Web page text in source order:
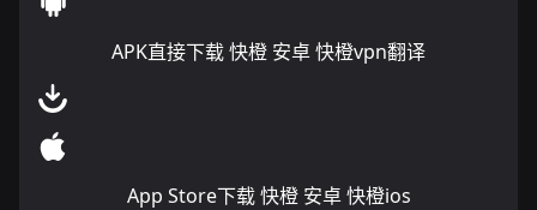
APK直接下载 快橙 安卓 快橙vpn翻译
App Store下载 快橙 安卓 快橙ios